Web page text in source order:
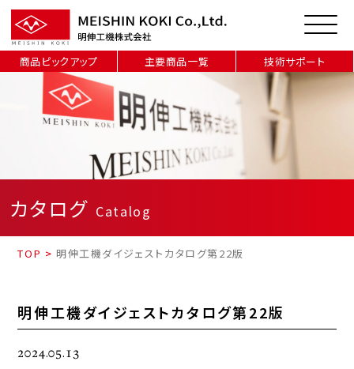
商品ピックアップ 主要商品一覧 技術サポート
カタログ Catalog
TOP > 明伸工機ダイジェストカタログ第22版
明伸工機ダイジェストカタログ第22版
2024.05.13